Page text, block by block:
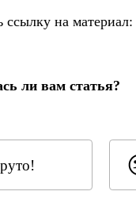
ссылку на материал:
ли вам статья?